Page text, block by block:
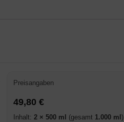
Preisangaben
49,80 €
Inhalt: 2 × 500 ml (gesamt 1.000 ml )